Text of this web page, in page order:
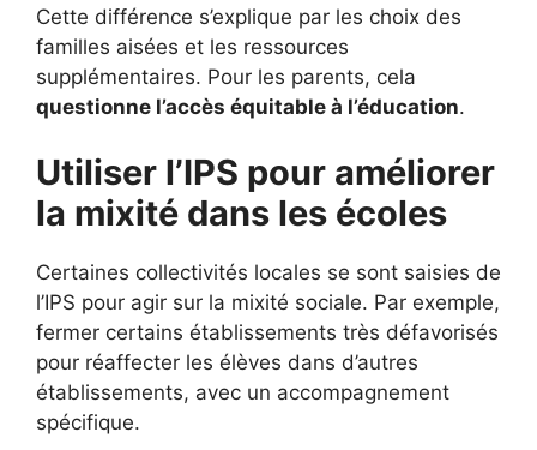
Cette différence s’explique par les choix des
familles aisées et les ressources
supplémentaires. Pour les parents, cela
questionne l’accès équitable à l’éducation.
Utiliser l’IPS pour améliorer
la mixité dans les écoles
Certaines collectivités locales se sont saisies de
l’IPS pour agir sur la mixité sociale. Par exemple,
fermer certains établissements très défavorisés
pour réaffecter les élèves dans d’autres
établissements, avec un accompagnement
spécifique.